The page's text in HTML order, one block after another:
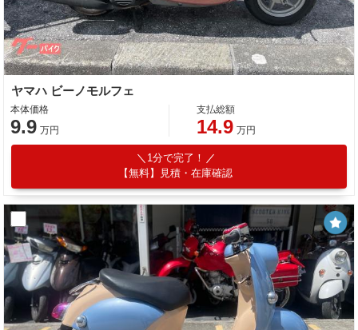
ヤマハ ビーノモルフェ
本体価格
9.9 万円
支払総額
14.9 万円
1分で完了！
【無料】見積・在庫確認